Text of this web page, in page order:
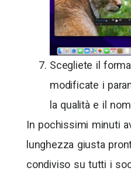
Scegliete il
modificate i
la qualità e il
In pochissimi minuti
lunghezza giusta
condiviso su tutti i